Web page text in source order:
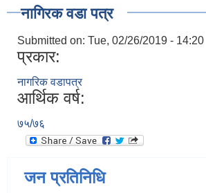
नागिरक वडा पत्र
Submitted on: Tue, 02/26/2019 - 14:20
प्रकार:
नागरिक वडापत्र
आर्थिक वर्ष:
७५/७६
जन प्रतिनिधि